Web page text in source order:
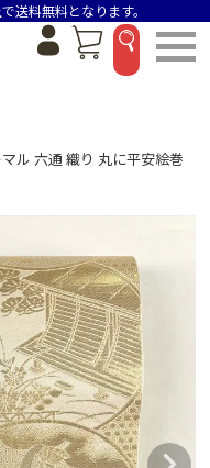
送料無料となります。
ル 六通 織り 丸に平安絵巻